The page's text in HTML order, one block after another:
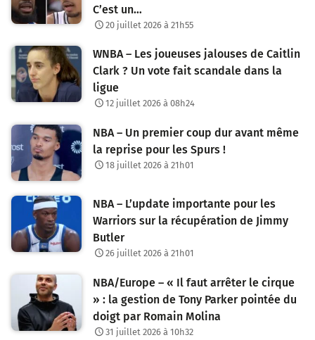
C’est un…
20 juillet 2026 à 21h55
WNBA – Les joueuses jalouses de Caitlin
Clark ? Un vote fait scandale dans la
ligue
12 juillet 2026 à 08h24
NBA – Un premier coup dur avant même
la reprise pour les Spurs !
18 juillet 2026 à 21h01
NBA – L’update importante pour les
Warriors sur la récupération de Jimmy
Butler
26 juillet 2026 à 21h01
NBA/Europe – « Il faut arrêter le cirque
» : la gestion de Tony Parker pointée du
doigt par Romain Molina
31 juillet 2026 à 10h32